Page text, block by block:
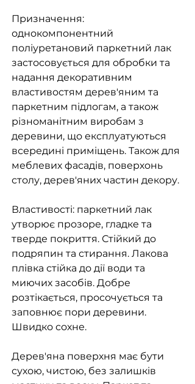
Призначення:
однокомпонентний
поліуретановий паркетний лак
застосовується для обробки та
надання декоративним
властивостям дерев'яним та
паркетним підлогам, а також
різноманітним виробам з
деревини, що експлуатуються
всередині приміщень. Також для
меблевих фасадів, поверхонь
столу, дерев'яних частин декору.
Властивості: паркетний лак
утворює прозоре, гладке та
тверде покриття. Стійкий до
подряпин та стирання. Лакова
плівка стійка до дії води та
миючих засобів. Добре
розтікається, просочується та
заповнює пори деревини.
Швидко сохне.
Дерев'яна поверхня має бути
сухою, чистою, без залишків